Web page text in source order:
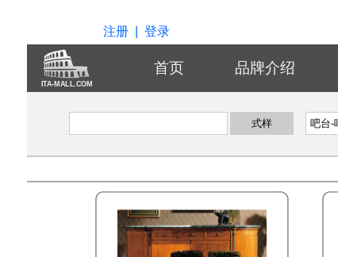
注册| 登录
ITA-MALL.COM
首页 品牌介绍